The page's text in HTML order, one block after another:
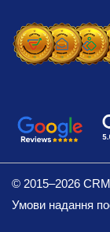
© 2015–2026
Умови надання